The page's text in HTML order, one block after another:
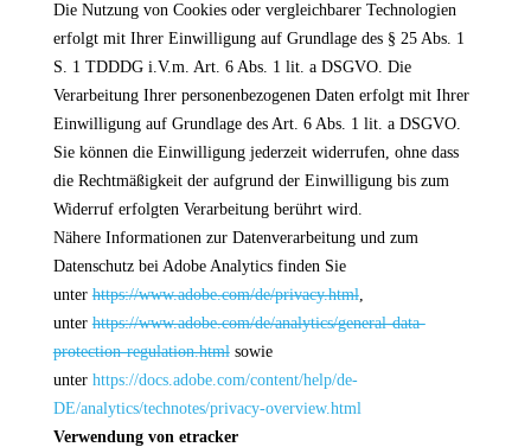
Die Nutzung von Cookies oder vergleichbarer Technologien
erfolgt mit Ihrer Einwilligung auf Grundlage des § 25 Abs. 1
S. 1 TDDDG i.V.m. Art. 6 Abs. 1 lit. a DSGVO. Die
Verarbeitung Ihrer personenbezogenen Daten erfolgt mit Ihrer
Einwilligung auf Grundlage des Art. 6 Abs. 1 lit. a DSGVO.
Sie können die Einwilligung jederzeit widerrufen, ohne dass
die Rechtmäßigkeit der aufgrund der Einwilligung bis zum
Widerruf erfolgten Verarbeitung berührt wird.
Nähere Informationen zur Datenverarbeitung und zum
Datenschutz bei Adobe Analytics finden Sie
unterhttps://www.adobe.com/de/privacy.html,
unterhttps://www.adobe.com/de/analytics/general-data-
protection-regulation.htmlsowie
unter https://docs.adobe.com/content/help/de-
DE/analytics/technotes/privacy-overview.html
Verwendung von etracker